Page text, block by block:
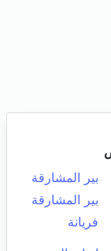
بير المشارقة
بير المشارقة
فريانة